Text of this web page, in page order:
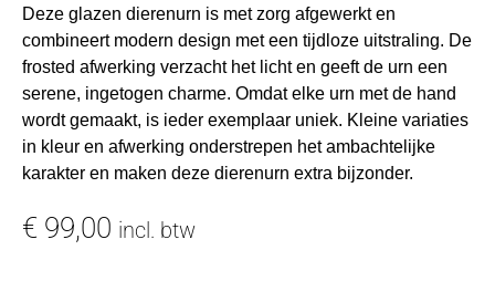
Deze glazen dierenurn is met zorg afgewerkt en
combineert modern design met een tijdloze uitstraling. De
frosted afwerking verzacht het licht en geeft de urn een
serene, ingetogen charme. Omdat elke urn met de hand
wordt gemaakt, is ieder exemplaar uniek. Kleine variaties
in kleur en afwerking onderstrepen het ambachtelijke
karakter en maken deze dierenurn extra bijzonder.
€ 99,00 incl. btw